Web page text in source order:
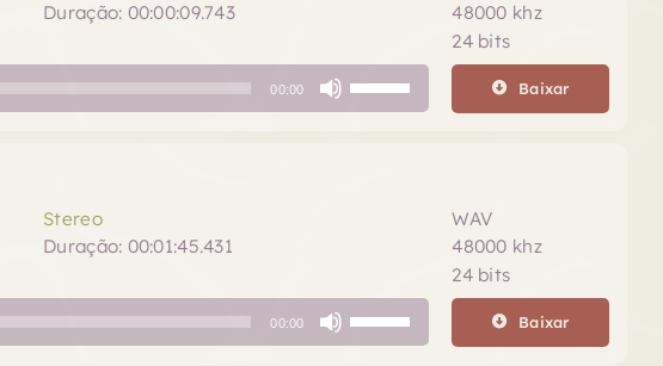
Duração: 00:00:09.743
48000 khz
24 bits
00:00
para
aumentar
ou
Baixar
Stereo
Duração: 00:01:45.431
WAV
48000 khz
24 bits
00:00 Baixar